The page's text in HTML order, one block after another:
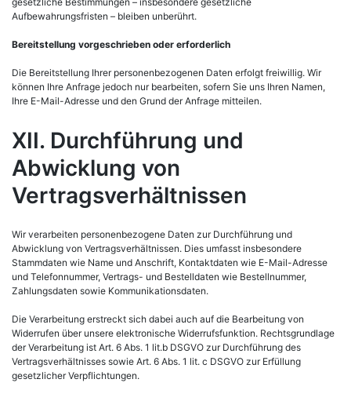
Aufbewahrungsfristen – bleiben unberührt.
Bereitstellung vorgeschrieben oder erforderlich
Die Bereitstellung Ihrer personenbezogenen Daten erfolgt freiwillig. Wir
können Ihre Anfrage jedoch nur bearbeiten, sofern Sie uns Ihren Namen,
Ihre E-Mail-Adresse und den Grund der Anfrage mitteilen.
XII. Durchführung und
Abwicklung von
Vertragsverhältnissen
Wir verarbeiten personenbezogene Daten zur Durchführung und
Abwicklung von Vertragsverhältnissen. Dies umfasst insbesondere
Stammdaten wie Name und Anschrift, Kontaktdaten wie E-Mail-Adresse
und Telefonnummer, Vertrags- und Bestelldaten wie Bestellnummer,
Zahlungsdaten sowie Kommunikationsdaten.
Die Verarbeitung erstreckt sich dabei auch auf die Bearbeitung von
Widerrufen über unsere elektronische Widerrufsfunktion. Rechtsgrundlage
der Verarbeitung ist Art. 6 Abs. 1 lit.b DSGVO zur Durchführung des
Vertragsverhältnisses sowie Art. 6 Abs. 1 lit. c DSGVO zur Erfüllung
gesetzlicher Verpflichtungen.